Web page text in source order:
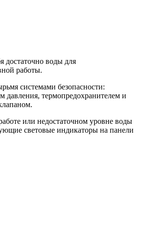
достаточно воды для
работы.
системами безопасности:
давления, термопредохранителем и
или недостаточном уровне воды
световые индикаторы на панели